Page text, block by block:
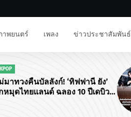
าพยนตร์ เพลง ข่าวประชาสัมพันธ์
บัลลังก์! ‘ทิฟฟานี ยัง’
ลนด์ ฉลอง 10 ปีเดบิวต์
เสิร์ตใหญ่ "Tiffany
of Calm Tour in